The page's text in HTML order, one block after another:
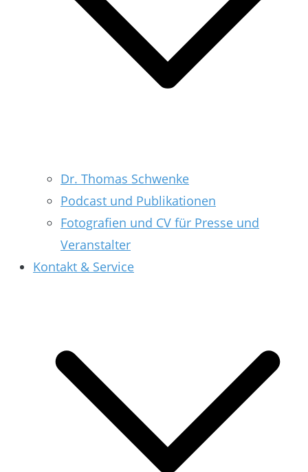
Dr. Thomas Schwenke
Podcast und Publikationen
Fotografien und CV für Presse und
Veranstalter
Kontakt & Service